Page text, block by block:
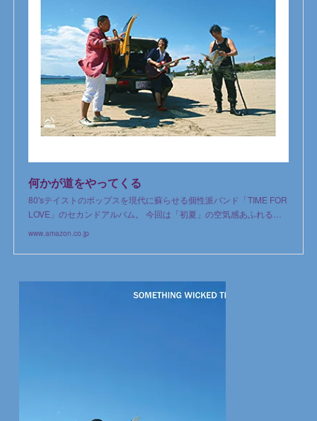
何かが道をやってくる
80'sテイストのポップスを現代に蘇らせる個性派バンド「TIME FOR
LOVE」のセカンドアルバム。 今回は「初夏」の空気感あふれる…
www.amazon.co.jp